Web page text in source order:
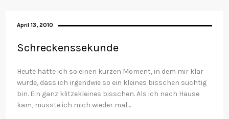
April 13, 2010
Schreckenssekunde
Heute hatte ich so einen kurzen Moment, in dem mir klar
wurde, dass ich irgendwie so ein kleines bisschen süchtig
bin. Ein ganz klitzekleines bisschen. Als ich nach Hause
kam, musste ich mich wieder mal…